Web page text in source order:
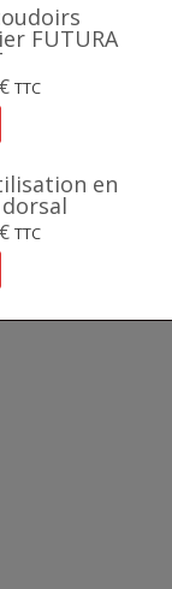
FUTURA
€ TTC
en
€ TTC